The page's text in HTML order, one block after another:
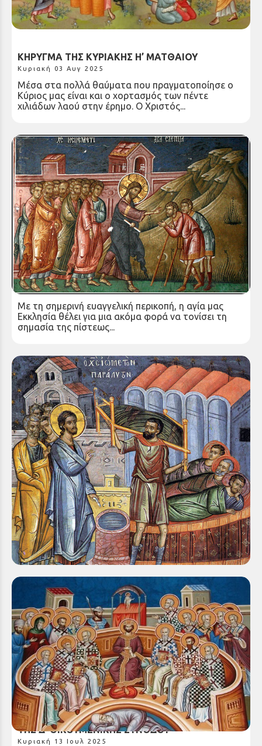
ΚΗΡΥΓΜΑ ΤΗΣ ΚΥΡΙΑΚΗΣ Η’ ΜΑΤΘΑΙΟΥ
Κυριακή 03 Αυγ 2025
Μέσα στα πολλά θαύματα που πραγματοποίησε ο
Κύριος μας είναι και ο χορτασμός των πέντε
χιλιάδων λαού στην έρημο. Ο Χριστός...
ΚΗΡΥΓΜΑ ΤΗΣ ΚΥΡΙΑΚΗΣ Ζ’ ΜΑΤΘΑΙΟΥ
Κυριακή 27 Ιουλ 2025
Με τη σημερινή ευαγγελική περικοπή, η αγία μας
Εκκλησία θέλει για μια ακόμα φορά να τονίσει τη
σημασία της πίστεως...
ΚΗΡΥΓΜΑ ΤΗΣ ΚΥΡΙΑΚΗΣ ΣΤ’ ΜΑΤΘΑΙΟΥ
Κυριακή 20 Ιουλ 2025
Πόσα και πόσα θαύματα έκανε ο Κύριος μας κατά
την επίγεια δράση Του! Όλα μεγάλα, καταπληκτικά
και ευεργετικά για τους...
ΚΗΡΥΓΜΑ ΤΗΣ ΚΥΡΙΑΚΗΣ ΤΩΝ ΑΓΙΩΝ ΠΑΤΕΡΩΝ
ΤΗΣ Δ’ ΟΙΚΟΥΜΕΝΙΚΗΣ ΣΥΝΟΔΟΥ
Κυριακή 13 Ιουλ 2025